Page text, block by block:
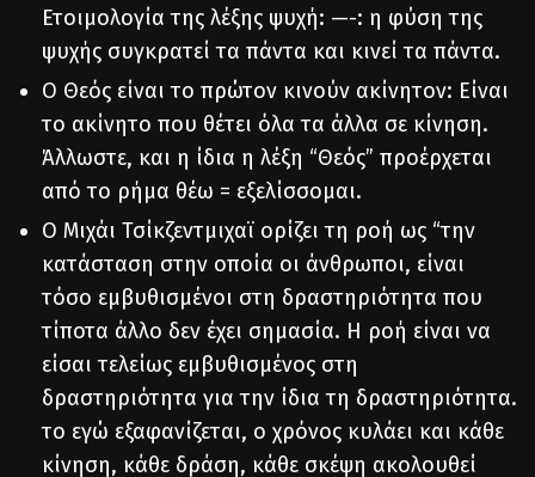
Ετοιμολογία της λέξης ψυχή: —-: η φύση της
ψυχής συγκρατεί τα πάντα και κινεί τα πάντα.
Ο Θεός είναι το πρώτον κινούν ακίνητον: Είναι
το ακίνητο που θέτει όλα τα άλλα σε κίνηση.
Άλλωστε, και η ίδια η λέξη “Θεός” προέρχεται
από το ρήμα θέω = εξελίσσομαι.
Ο Μιχάι Τσίκζεντμιχαϊ ορίζει τη ροή ως “την
κατάσταση στην οποία οι άνθρωποι, είναι
τόσο εμβυθισμένοι στη δραστηριότητα που
τίποτα άλλο δεν έχει σημασία. Η ροή είναι να
είσαι τελείως εμβυθισμένος στη
δραστηριότητα για την ίδια τη δραστηριότητα.
το εγώ εξαφανίζεται, ο χρόνος κυλάει και κάθε
κίνηση, κάθε δράση, κάθε σκέψη ακολουθεί